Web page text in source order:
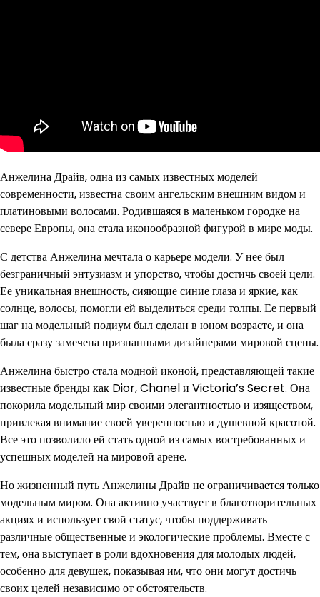
Анжелина Драйв, одна из самых известных моделей
современности, известна своим ангельским внешним видом и
платиновыми волосами. Родившаяся в маленьком городке на
севере Европы, она стала иконообразной фигурой в мире моды.
С детства Анжелина мечтала о карьере модели. У нее был
безграничный энтузиазм и упорство, чтобы достичь своей цели.
Ее уникальная внешность, сияющие синие глаза и яркие, как
солнце, волосы, помогли ей выделиться среди толпы. Ее первый
шаг на модельный подиум был сделан в юном возрасте, и она
была сразу замечена признанными дизайнерами мировой сцены.
Анжелина быстро стала модной иконой, представляющей такие
известные бренды как Dior, Chanel и Victoria’s Secret. Она
покорила модельный мир своими элегантностью и изяществом,
привлекая внимание своей уверенностью и душевной красотой.
Все это позволило ей стать одной из самых востребованных и
успешных моделей на мировой арене.
Но жизненный путь Анжелины Драйв не ограничивается только
модельным миром. Она активно участвует в благотворительных
акциях и использует свой статус, чтобы поддерживать
различные общественные и экологические проблемы. Вместе с
тем, она выступает в роли вдохновения для молодых людей,
особенно для девушек, показывая им, что они могут достичь
своих целей независимо от обстоятельств.